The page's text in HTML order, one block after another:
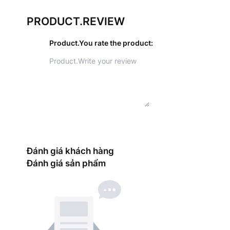
PRODUCT.REVIEW
Product.You rate the product:
Đánh giá khách hàng
Đánh giá sản phẩm